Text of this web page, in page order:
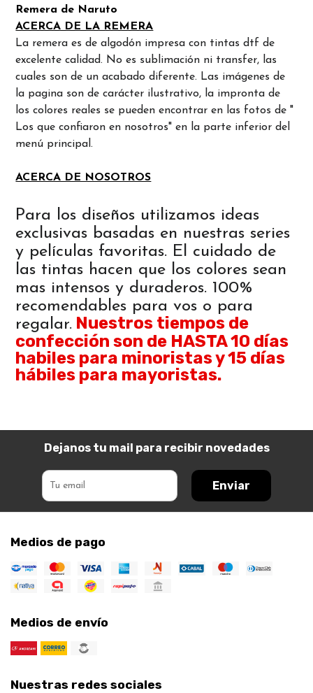
Remera de Naruto
ACERCA DE LA REMERA
La remera es de algodón impresa con tintas dtf de
excelente calidad. No es sublimación ni transfer, las
cuales son de un acabado diferente. Las imágenes de
la pagina son de carácter ilustrativo, la impronta de
los colores reales se pueden encontrar en las fotos de "
Los que confiaron en nosotros" en la parte inferior del
menú principal.
ACERCA DE NOSOTROS
Para los diseños utilizamos ideas
exclusivas basadas en nuestras series
y películas favoritas. El cuidado de
las tintas hacen que los colores sean
mas intensos y duraderos. 100%
recomendables para vos o para
regalar. Nuestros tiempos de
confección son de HASTA 10 días
habiles para minoristas y 15 días
hábiles para mayoristas.
Dejanos tu mail para recibir novedades
Enviar
Medios de pago
Medios de envío
Nuestras redes sociales